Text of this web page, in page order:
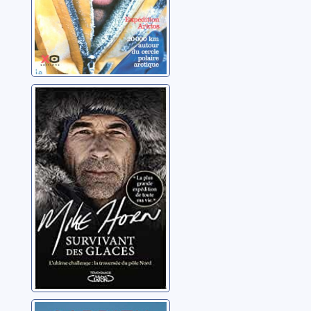
Survivant des
glaces
Horn, Mike